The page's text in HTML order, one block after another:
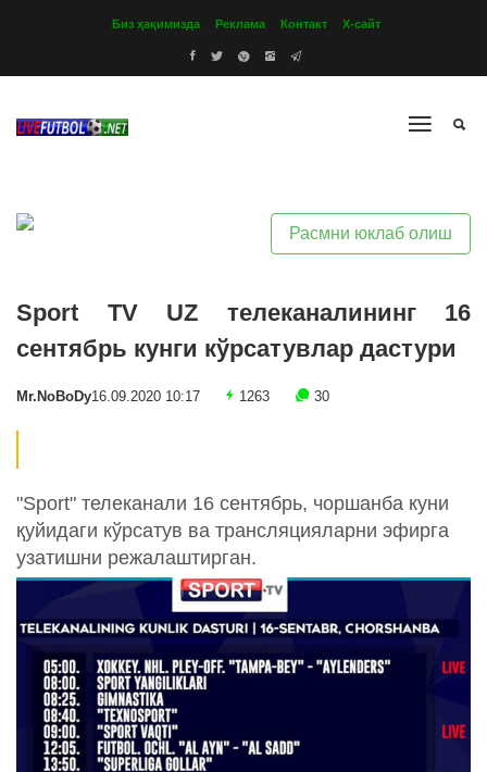
Биз ҳақимизда Реклама Контакт Х-сайт
Расмни юклаб олиш
Sport TV UZ телеканалининг 16
сентябрь кунги кўрсатувлар дастури
Mr.NoBoDy16.09.2020 10:17 1263 30
"Sport" телеканали 16 сентябрь, чоршанба куни
қуйидаги кўрсатув ва трансляцияларни эфирга
узатишни режалаштирган.